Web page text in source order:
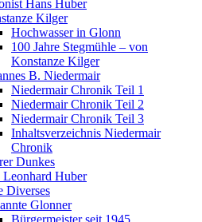
Hans Huber
Kilger
Hochwasser in Glonn
100 Jahre Stegmühle – von
Konstanze Kilger
B. Niedermair
Niedermair Chronik Teil 1
Niedermair Chronik Teil 2
Niedermair Chronik Teil 3
Inhaltsverzeichnis Niedermair
Chronik
Dunkes
Huber
Diverses
Glonner
Bürgermeister seit 1945